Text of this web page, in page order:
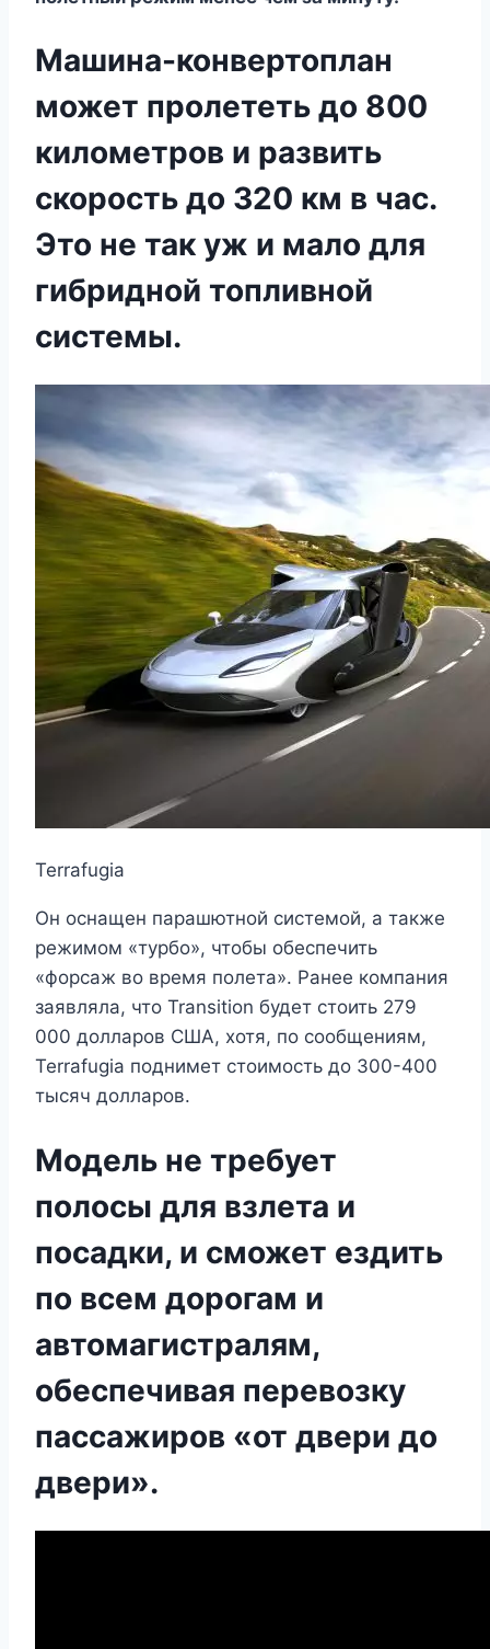
Машина-конвертоплан
может пролететь до 800
километров и развить
скорость до 320 км в час.
Это не так уж и мало для
гибридной топливной
системы.
Terrafugia
Он оснащен парашютной системой, а также
режимом «турбо», чтобы обеспечить
«форсаж во время полета». Ранее компания
заявляла, что Transition будет стоить 279
000 долларов США, хотя, по сообщениям,
Terrafugia поднимет стоимость до 300-400
тысяч долларов.
Модель не требует
полосы для взлета и
посадки, и сможет ездить
по всем дорогам и
автомагистралям,
обеспечивая перевозку
пассажиров «от двери до
двери».